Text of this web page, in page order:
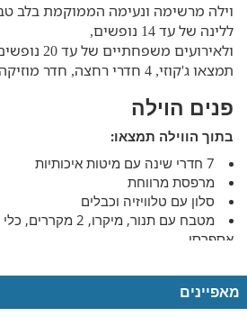
ללינה של עד 14 נופשים,
ולאירועים
תמצאו ג'קוזי, 4 חדרי רחצה, חדר מוזיקה מקצועי ועוד.
פנים הוילה
בתוך הווילה תמצאו:
7 חדרי שינה עם מיטות איכותיות
מרפסת מרווחת
סלון עם טלוויזיה וכבלים
מטבח עם תנור,
אספרסו
חדר מוזיקה מקצועי המאפשר ביצוע
*ניתן להוסיף מזרנים
*שימוש בחדר מוזיקה, בתיאום מראש
מאפיינים